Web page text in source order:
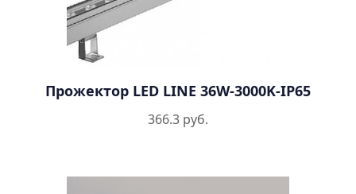
Прожектор LED LINE 36W-3000K-IP65
366.3 руб.